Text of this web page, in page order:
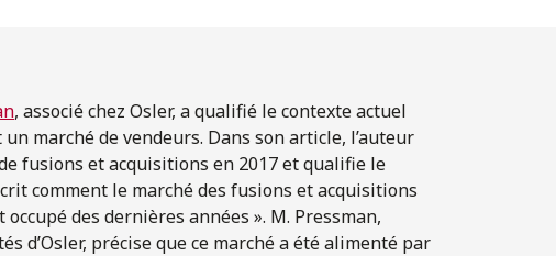
, associé chez Osler, a qualifié le contexte actuel
marché de vendeurs. Dans son article, l’auteur
fusions et acquisitions en 2017 et qualifie le
comment le marché des fusions et acquisitions
des dernières années ». M. Pressman,
d’Osler, précise que ce marché a été alimenté par